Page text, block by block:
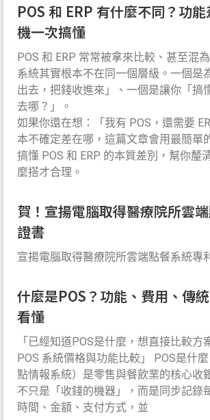
POS 和 ERP 有什麼不同？功
機一次搞懂
POS 和 ERP 常常被拿來比較、甚至混
系統其實根本不在同一個層級。一個是
出去，把錢收進來」、一個是讓你「搞
去哪？」。
如果你還在想：「我有 POS，還需要
本不確定差在哪，這篇文章會用最簡單
搞懂 POS 和 ERP 的本質差別，幫你釐
麼搭才合理。
賀！宣揚電腦取得醫療院所雲
證書
宣揚電腦取得醫療院所雲端點餐系統專
什麼是POS？功能、費用、傳
看懂
「已經知道POS是什麼，想直接比較
POS 系統價格與功能比較」 POS是什
點情報系統）是零售與餐飲業的核心收
不只是「收錢的機器」，而是同步記錄
時間、金額、支付方式，並